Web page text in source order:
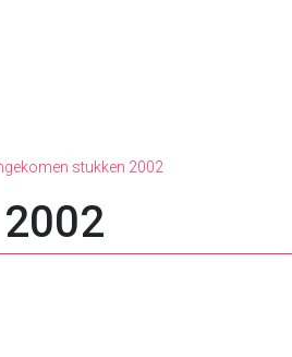
stukken 2002